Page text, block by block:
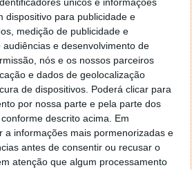
únicos e informações
dispositivo para publicidade e
medição de publicidade e
e desenvolvimento de
nós e os nossos parceiros
e dados de geolocalização
de dispositivos. Poderá clicar para
por nossa parte e pela parte dos
descrito acima. Em
a informações mais pormenorizadas e
antes de consentir ou recusar o
atenção que algum processamento
Lanzac; e por fim, o
em África”.